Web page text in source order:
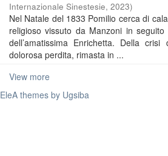
Internazionale Sinestesie, 2023)
Nel Natale del 1833 Pomilio cerca di
religioso vissuto da Manzoni in
dell’amatissima Enrichetta. Della
dolorosa perdita, rimasta in ...
View more
EleA themes by Ugsiba